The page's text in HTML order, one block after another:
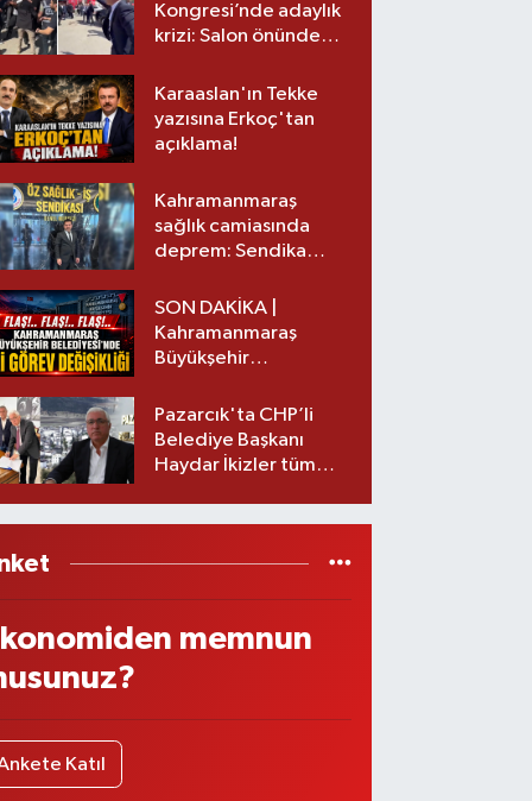
Kongresi’nde adaylık
krizi: Salon önünde
Karaaslan'ın Tekke
yazısına Erkoç'tan
açıklama!
Kahramanmaraş
sağlık camiasında
deprem: Sendika
SON DAKİKA |
Kahramanmaraş
Büyükşehir
görev değişikliği!
Pazarcık'ta CHP’li
Belediye Başkanı
Haydar İkizler tüm
memnun
Katıl